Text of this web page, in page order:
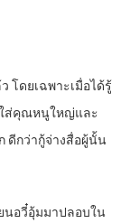
โดยเฉพาะเมื่อได้รู้
ใส่คุณหนูใหญ่และ
กว่ากู้จ่างสื่อผู้นั้น
นอวี๋อุ้มมาปลอบใน